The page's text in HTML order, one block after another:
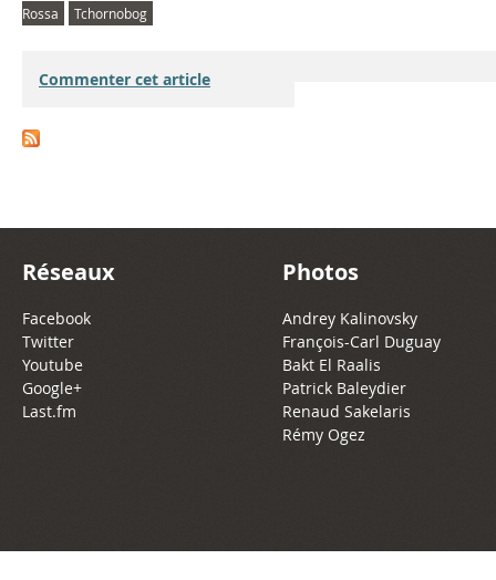
Rossa
Tchornobog
Commenter cet article
Réseaux
Facebook
Twitter
Youtube
Google+
Last.fm
Photos
Andrey Kalinovsky
François-Carl Duguay
Bakt El Raalis
Patrick Baleydier
Renaud Sakelaris
Rémy Ogez